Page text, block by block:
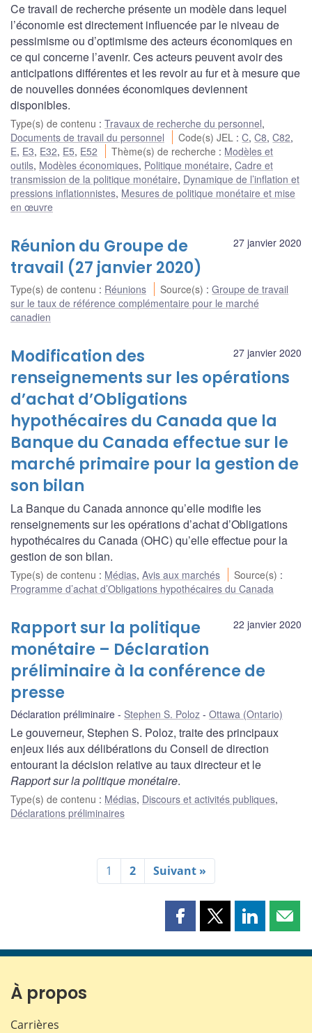
Ce travail de recherche présente un modèle dans lequel
l’économie est directement influencée par le niveau de
pessimisme ou d’optimisme des acteurs économiques en
ce qui concerne l’avenir. Ces acteurs peuvent avoir des
anticipations différentes et les revoir au fur et à mesure que
de nouvelles données économiques deviennent
disponibles.
Type(s) de contenu : Travaux de recherche du personnel,
Documents de travail du personnel
Code(s) JEL :C,C8,C82,
E, E3, E32, E5, E52 Thème(s) de recherche : Modèles et
outils, Modèles économiques, Politique monétaire, Cadre et
transmission de la politique monétaire, Dynamique de l’inflation et
pressions inflationnistes, Mesures de politique monétaire et mise
en œuvre
27 janvier 2020
Réunion du Groupe de
travail (27 janvier 2020)
Type(s) de contenu : Réunions Source(s) :Groupe de travail
sur le taux de référence complémentaire pour le marché
canadien
27 janvier 2020
Modification des
renseignements sur les opérations
d’achat d’Obligations
hypothécaires du Canada que la
Banque du Canada effectue sur le
marché primaire pour la gestion de
son bilan
La Banque du Canada annonce qu’elle modifie les
renseignements sur les opérations d’achat d’Obligations
hypothécaires du Canada (OHC) qu’elle effectue pour la
gestion de son bilan.
Type(s) de contenu : Médias, Avis aux marchés Source(s) :
Programme d’achat d’Obligations hypothécaires du Canada
22 janvier 2020
Rapport sur la politique
monétaire – Déclaration
préliminaire à la conférence de
presse
Déclaration préliminaire Stephen S. Poloz Ottawa (Ontario)
Le gouverneur, Stephen S. Poloz, traite des principaux
enjeux liés aux délibérations du Conseil de direction
entourant la décision relative au taux directeur et le
Rapport sur la politique monétaire.
Type(s) de contenu : Médias, Discours et activités publiques,
Déclarations préliminaires
1 2 Suivant »
Partager
page
Partager
page
Partager
page page
À propos
Carrières